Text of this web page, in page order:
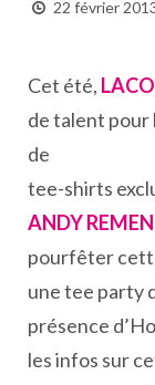
22 février
Cet été,
de talent pour
de
tee-shirts
ANDY
pourfêter
une tee party
présence
les infos sur